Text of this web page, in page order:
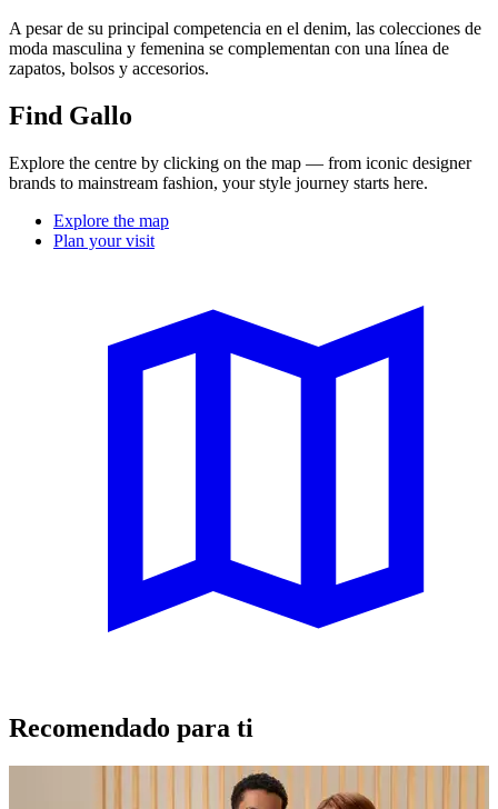
A pesar de su principal competencia en el denim, las colecciones de
moda masculina y femenina se complementan con una línea de
zapatos, bolsos y accesorios.
Find Gallo
Explore the centre by clicking on the map — from iconic designer
brands to mainstream fashion, your style journey starts here.
Explore the map
Plan your visit
Recomendado para ti